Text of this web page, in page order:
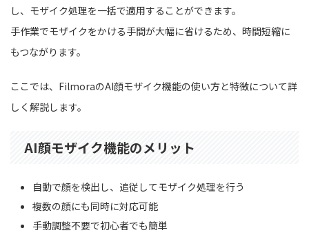
し、モザイク処理を一括で適用することができます。
手作業でモザイクをかける手間が大幅に省けるため、時間短縮に
もつながります。
ここでは、FilmoraのAI顔モザイク機能の使い方と特徴について詳
しく解説します。
AI顔モザイク機能のメリット
自動で顔を検出し、追従してモザイク処理を行う
複数の顔にも同時に対応可能
手動調整不要で初心者でも簡単